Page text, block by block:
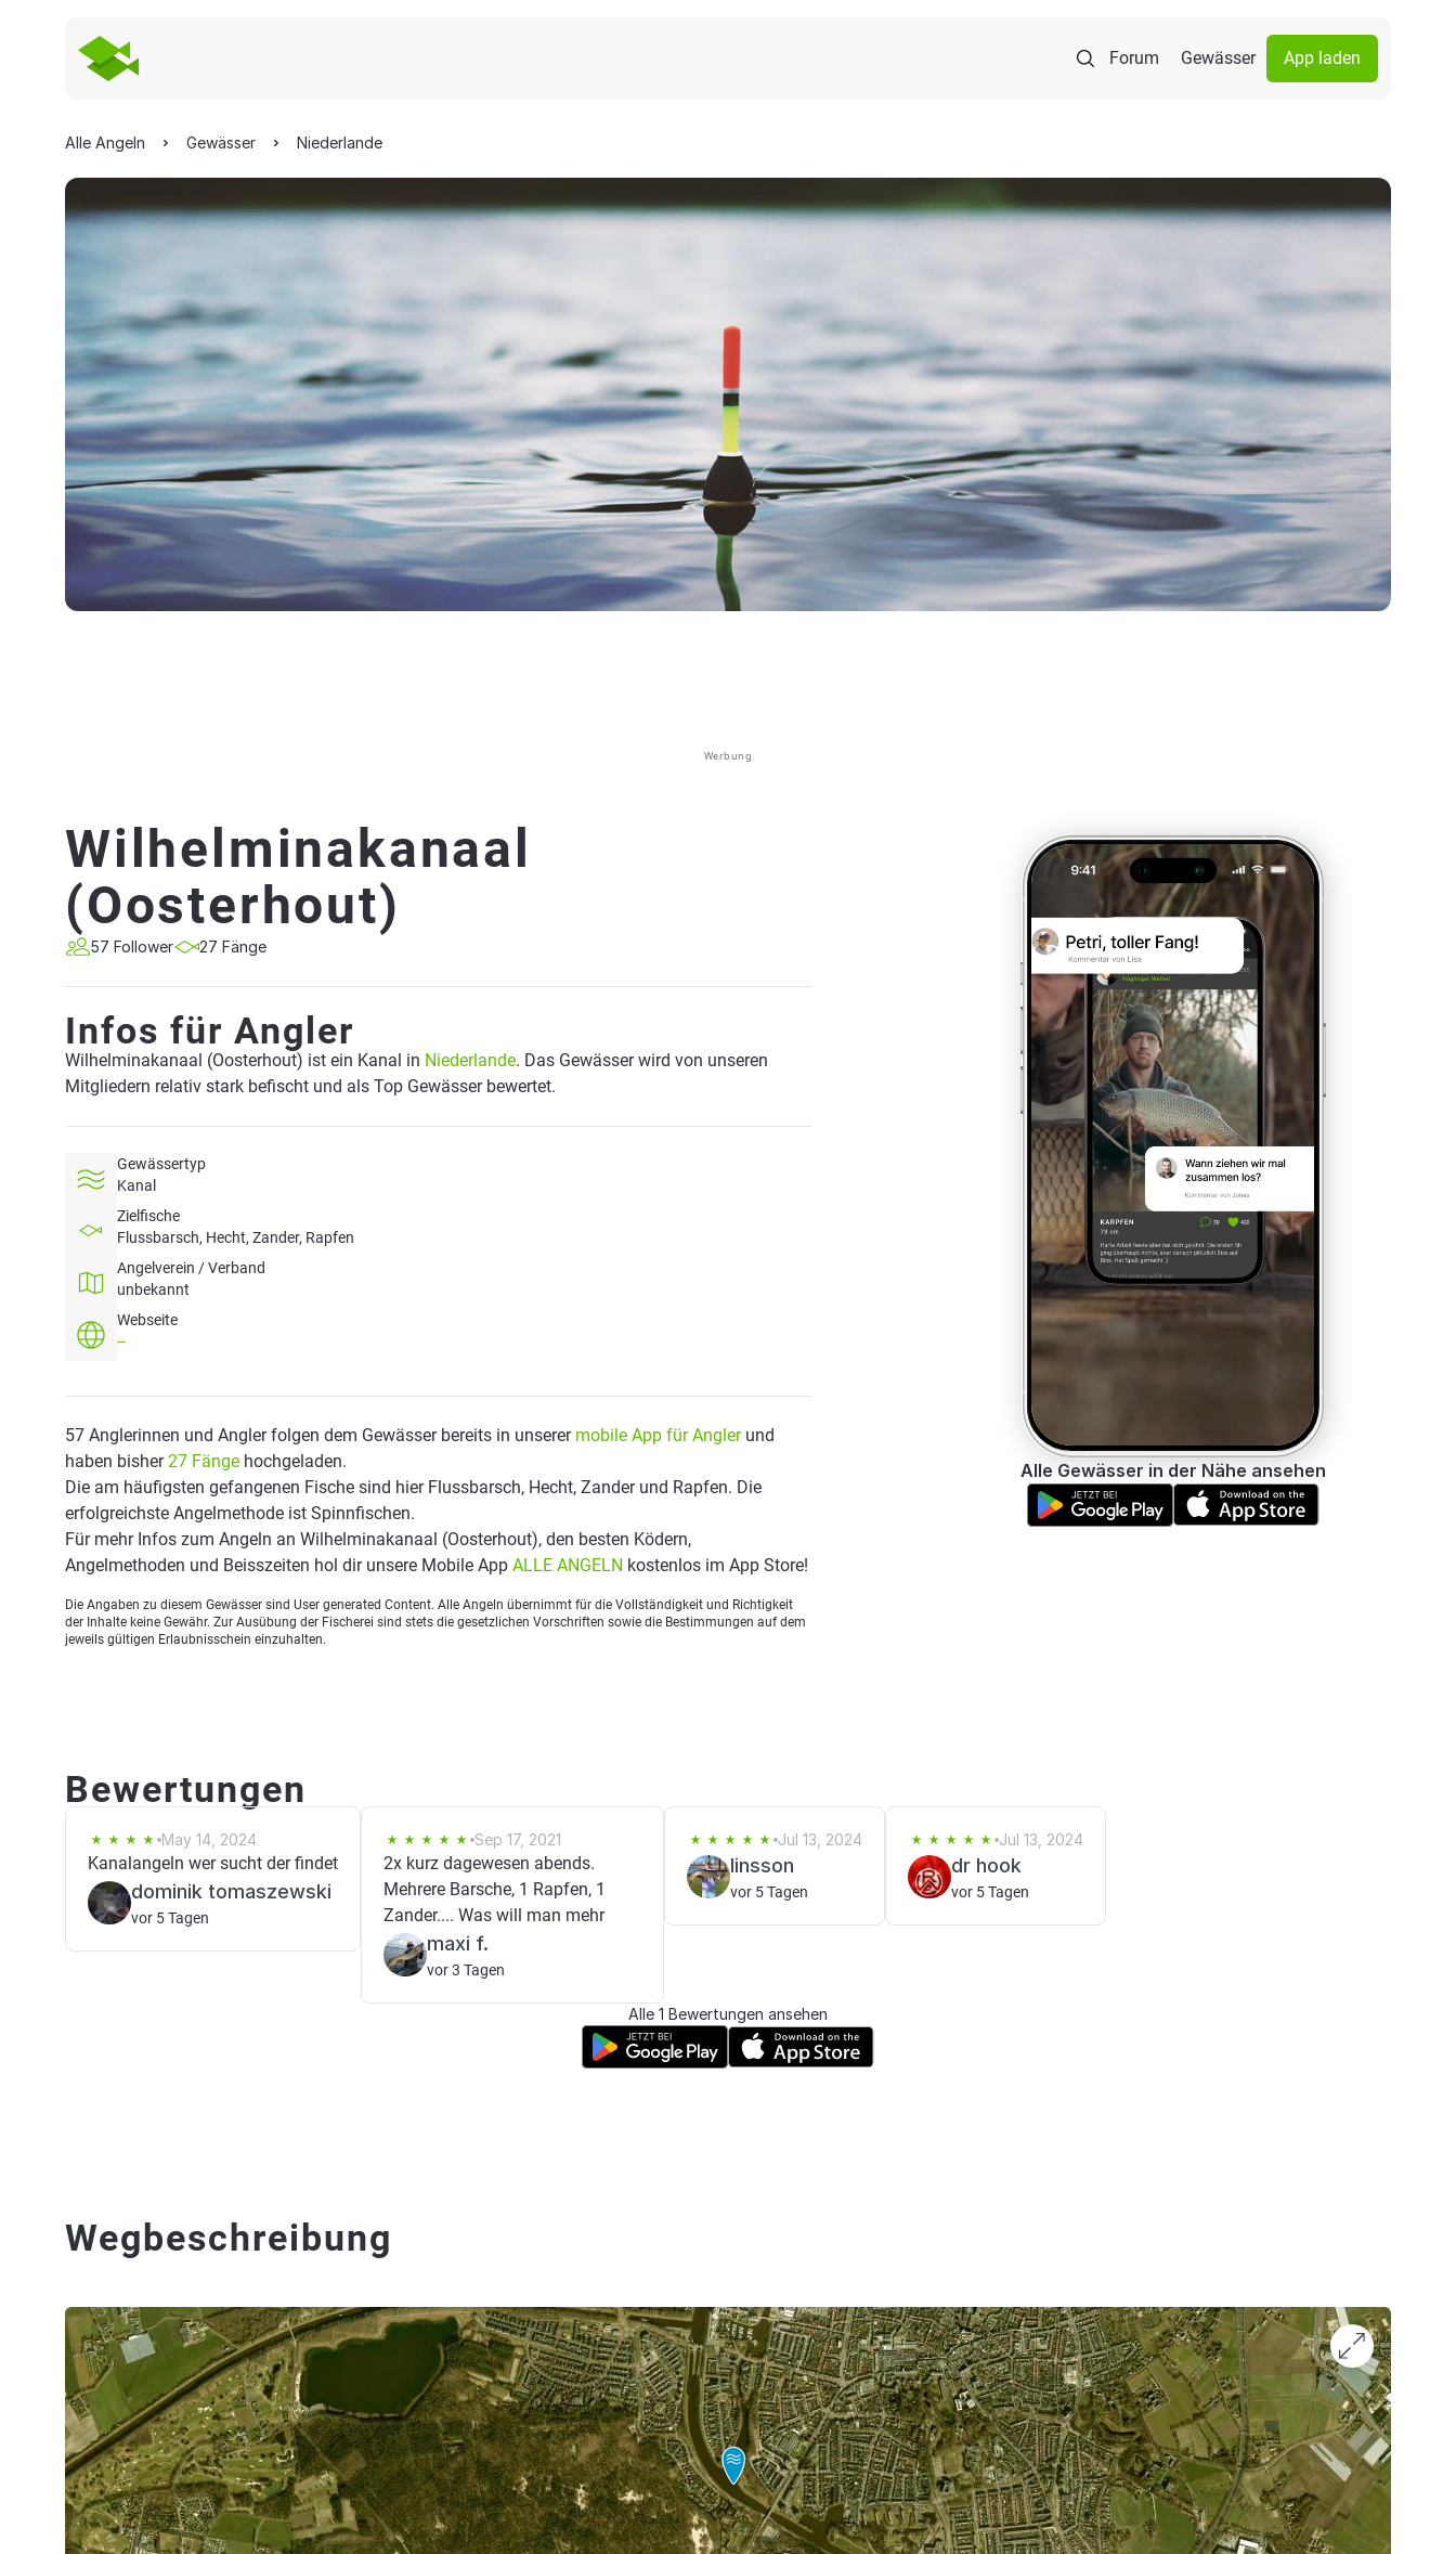
Forum Gewässer App laden
Alle Angeln Gewässer Niederlande
Werbung
Wilhelminakanaal
(Oosterhout)
57 Follower 27 Fänge
Infos für Angler
Wilhelminakanaal (Oosterhout) ist ein Kanal in Niederlande. Das Gewässer wird von unseren
Mitgliedern relativ stark befischt und als Top Gewässer bewertet.
Gewässertyp
Kanal
Zielfische
Flussbarsch, Hecht, Zander, Rapfen
Angelverein / Verband
unbekannt
Webseite
--
57 Anglerinnen und Angler folgen dem Gewässer bereits in unserer mobile App für Anglerund
haben bisher27 Fänge hochgeladen.
Die am häufigsten gefangenen Fische sind hier Flussbarsch, Hecht, Zander und Rapfen. Die
erfolgreichste Angelmethode ist Spinnfischen.
Für mehr Infos zum Angeln an Wilhelminakanaal (Oosterhout), den besten Ködern,
Angelmethoden und Beisszeiten hol dir unsere Mobile App ALLE ANGELN kostenlos im App Store!
Die Angaben zu diesem Gewässer sind User generated Content. Alle Angeln übernimmt für die Vollständigkeit und Richtigkeit
der Inhalte keine Gewähr. Zur Ausübung der Fischerei sind stets die gesetzlichen Vorschriften sowie die Bestimmungen auf dem
jeweils gültigen Erlaubnisschein einzuhalten.
Alle Gewässer in der Nähe ansehen
Bewertungen
May 14, 2024
Kanalangeln wer sucht der findet
dominik tomaszewski
vor 5 Tagen
Sep 17, 2021
2x kurz dagewesen abends.
Mehrere Barsche, 1 Rapfen, 1
Zander.... Was will man mehr
maxi f.
vor 3 Tagen
Jul 13, 2024
linsson
vor 5 Tagen
Jul 13, 2024
dr hook
vor 5 Tagen
Alle 1 Bewertungen ansehen
Wegbeschreibung